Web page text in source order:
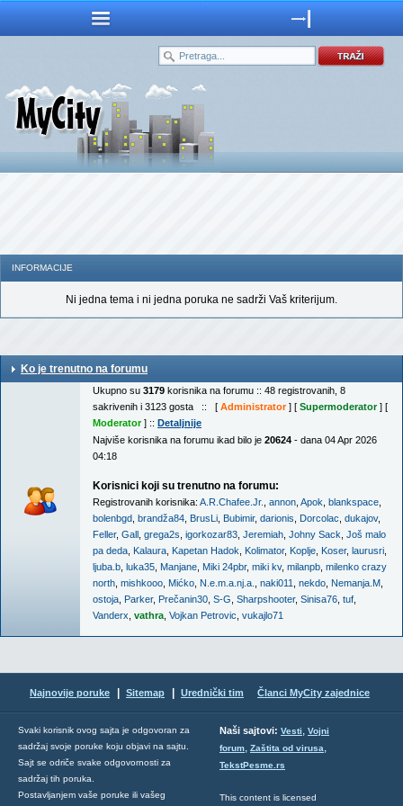
INFORMACIJE
Ni jedna tema i ni jedna poruka ne sadrži Vaš kriterijum.
Ko je trenutno na forumu
Ukupno su 3179 korisnika na forumu :: 48 registrovanih, 8
sakrivenih i 3123 gosta :: [ Administrator] [ Supermoderator] [
Moderator] :: Detaljnije
Najviše korisnika na forumu ikad bilo je 20624 - dana 04 Apr 2026
04:18
Korisnici koji su trenutno na forumu:
Registrovanih korisnika: A.R.Chafee.Jr. annon Apok blankspace
bolenbgd brandža84 BrusLi Bubimir, darionis Dorcolac dukajov,
Feller, Gall grega2s igorkozar83 Jeremiah Johny Sack Još malo
pa deda Kalaura Kapetan Hadok Kolimator, Koplje Koser, laurusri
ljuba.b luka35 Manjane Miki 24pbr, miki kv, milanpb milenko crazy
north mishkooo Mićko N.e.m.a.nj.a. naki011 nekdo Nemanja.M
ostoja Parker, Prečanin30 S-G Sharpshooter, Sinisa76 tuf
Vanderx vathra Vojkan Petrovic vukajlo71
Najnovije poruke Sitemap Urednički tim Članci MyCity zajednice
Svaki korisnik ovog sajta je odgovoran za
sadržaj svoje poruke koju objavi na sajtu.
Sajt se odriče svake odgovornosti za
sadržaj tih poruka.
Postavljanjem vaše poruke ili vašeg
Naši sajtovi: Vesti, Vojni
forum, Zaštita od virusa,
TekstPesme.rs
This content is licensed